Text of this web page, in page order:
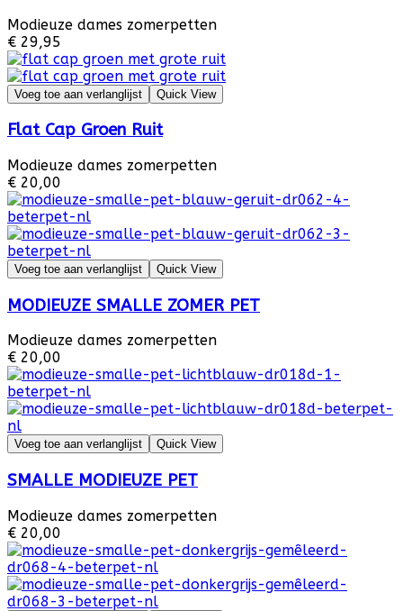
Modieuze dames zomerpetten
€ 29,95
Voeg toe aan verlanglijst Quick View
Flat Cap Groen Ruit
Modieuze dames zomerpetten
€ 20,00
Voeg toe aan verlanglijst Quick View
MODIEUZE SMALLE ZOMER PET
Modieuze dames zomerpetten
€ 20,00
Voeg toe aan verlanglijst Quick View
SMALLE MODIEUZE PET
Modieuze dames zomerpetten
€ 20,00